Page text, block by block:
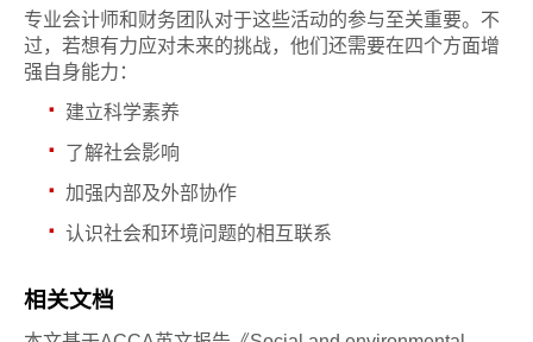
专业会计师和财务团队对于这些活动的参与至关重要。不
过，若想有力应对未来的挑战，他们还需要在四个方面增
强自身能力：
· 建立科学素养
· 了解社会影响
· 加强内部及外部协作
· 认识社会和环境问题的相互联系
相关文档